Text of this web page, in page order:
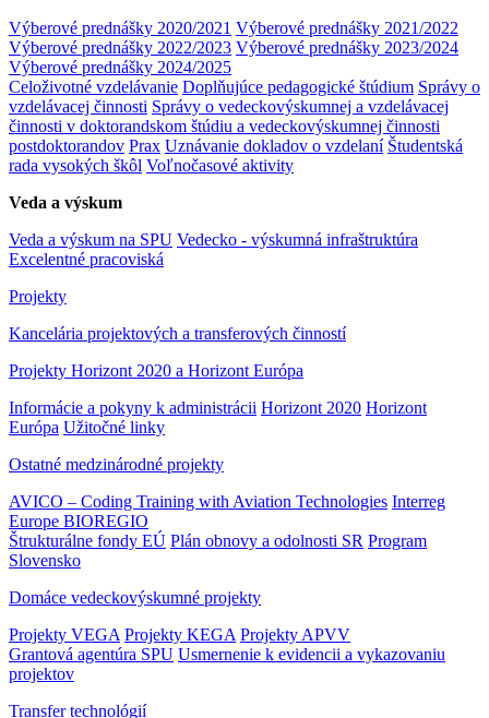
Výberové prednášky 2020/2021 Výberové prednášky 2021/2022
Výberové prednášky 2022/2023 Výberové prednášky 2023/2024
Výberové prednášky 2024/2025
Celoživotné vzdelávanie Doplňujúce pedagogické štúdium Správy o
vzdelávacej činnosti Správy o vedeckovýskumnej a vzdelávacej
činnosti v doktorandskom štúdiu a vedeckovýskumnej činnosti
postdoktorandov Prax Uznávanie dokladov o vzdelaní Študentská
rada vysokých škôl Voľnočasové aktivity
Veda a výskum
Veda a výskum na SPU Vedecko - výskumná infraštruktúra
Excelentné pracoviská
Projekty
Kancelária projektových a transferových činností
Projekty Horizont 2020 a Horizont Európa
Informácie a pokyny k administrácii Horizont 2020 Horizont
Európa Užitočné linky
Ostatné medzinárodné projekty
AVICO – Coding Training with Aviation Technologies Interreg
Europe BIOREGIO
Štrukturálne fondy EÚ Plán obnovy a odolnosti SR Program
Slovensko
Domáce vedeckovýskumné projekty
Projekty VEGA Projekty KEGA Projekty APVV
Grantová agentúra SPU Usmernenie k evidencii a vykazovaniu
projektov
Transfer technológií